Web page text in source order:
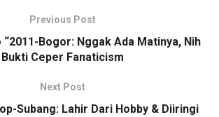
Previous Post
Bogor: Nggak Ada Matinya, Nih
Bukti Ceper Fanaticism
Next Post
Subang: Lahir Dari Hobby & Diiringi